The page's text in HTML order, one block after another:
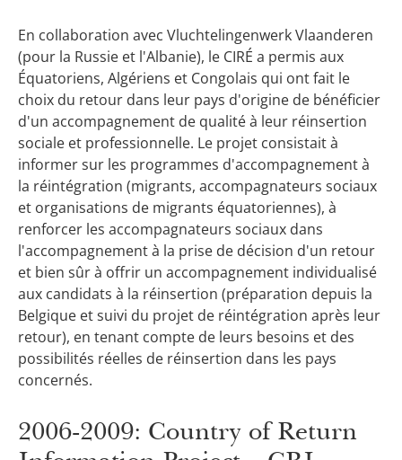
En collaboration avec Vluchtelingenwerk Vlaanderen
(pour la Russie et l'Albanie), le CIRÉ a permis aux
Équatoriens, Algériens et Congolais qui ont fait le
choix du retour dans leur pays d'origine de bénéficier
d'un accompagnement de qualité à leur réinsertion
sociale et professionnelle. Le projet consistait à
informer sur les programmes d'accompagnement à
la réintégration (migrants, accompagnateurs sociaux
et organisations de migrants équatoriennes), à
renforcer les accompagnateurs sociaux dans
l'accompagnement à la prise de décision d'un retour
et bien sûr à offrir un accompagnement individualisé
aux candidats à la réinsertion (préparation depuis la
Belgique et suivi du projet de réintégration après leur
retour), en tenant compte de leurs besoins et des
possibilités réelles de réinsertion dans les pays
concernés.
2006-2009: Country of Return